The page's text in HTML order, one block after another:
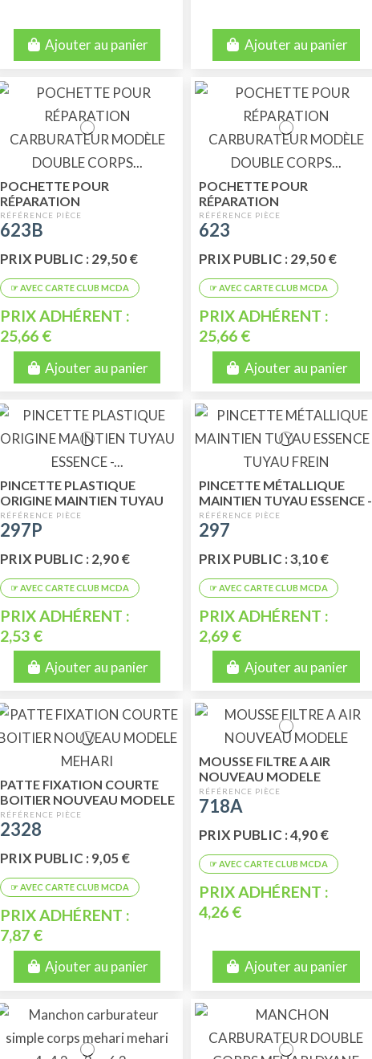
Ajouter au panier Ajouter au panier
POCHETTE POUR
RÉPARATION
CARBURATEUR MODÈLE
DOUBLE CORPS 26/35
623B
PRIX PUBLIC : 29,50 €
PRIX ADHÉRENT :
25,66 €
Ajouter au panier
POCHETTE POUR
RÉPARATION
CARBURATEUR MODÈLE
DOUBLE CORPS 26/35
623
PRIX PUBLIC : 29,50 €
PRIX ADHÉRENT :
25,66 €
Ajouter au panier
PINCETTE PLASTIQUE
ORIGINE MAINTIEN TUYAU
ESSENCE - TUYAU FREIN
297P
PRIX PUBLIC : 2,90 €
PRIX ADHÉRENT :
2,53 €
Ajouter au panier
PINCETTE MÉTALLIQUE
MAINTIEN TUYAU ESSENCE -
TUYAU FREIN
297
PRIX PUBLIC : 3,10 €
PRIX ADHÉRENT :
2,69 €
Ajouter au panier
PATTE FIXATION COURTE
BOITIER NOUVEAU MODELE
MEHARI
2328
PRIX PUBLIC : 9,05 €
PRIX ADHÉRENT :
7,87 €
Ajouter au panier
MOUSSE FILTRE A AIR
NOUVEAU MODELE
718A
PRIX PUBLIC : 4,90 €
PRIX ADHÉRENT :
4,26 €
Ajouter au panier